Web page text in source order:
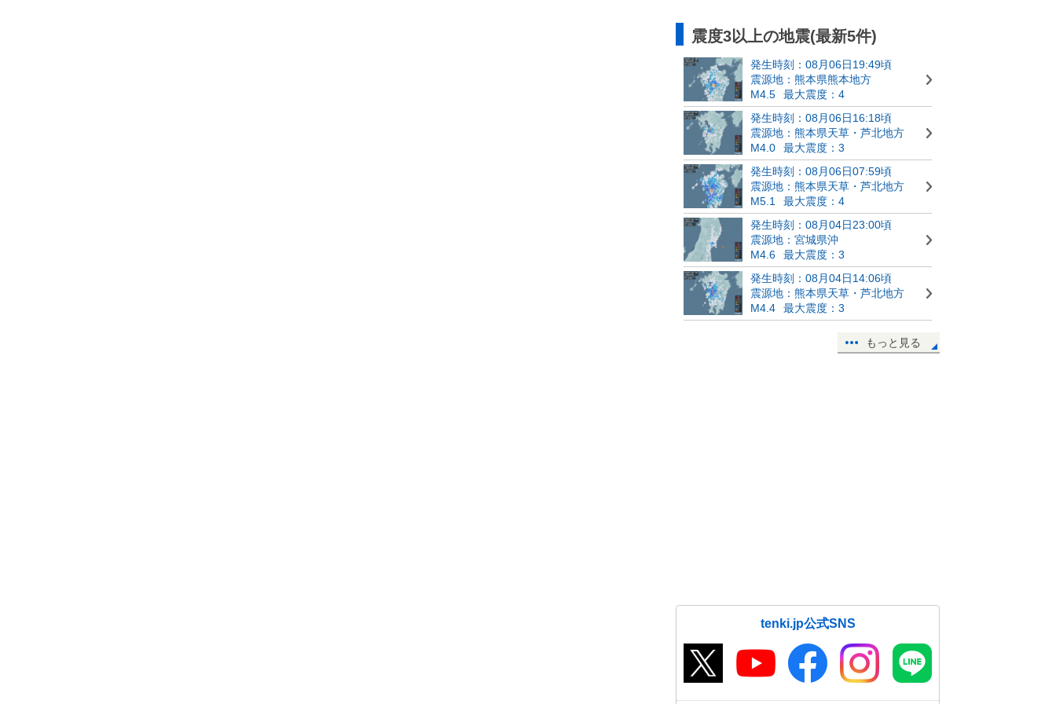
震度3以上の地震(最新5件)
発生時刻：08月06日19:49頃
震源地：熊本県熊本地方
M4.5
最大震度：4
発生時刻：08月06日16:18頃
震源地：熊本県天草・芦北地方
M4.0
最大震度：3
発生時刻：08月06日07:59頃
震源地：熊本県天草・芦北地方
M5.1
最大震度：4
発生時刻：08月04日23:00頃
震源地：宮城県沖
M4.6
最大震度：3
発生時刻：08月04日14:06頃
震源地：熊本県天草・芦北地方
M4.4
最大震度：3
もっと見る
tenki.jp公式SNS